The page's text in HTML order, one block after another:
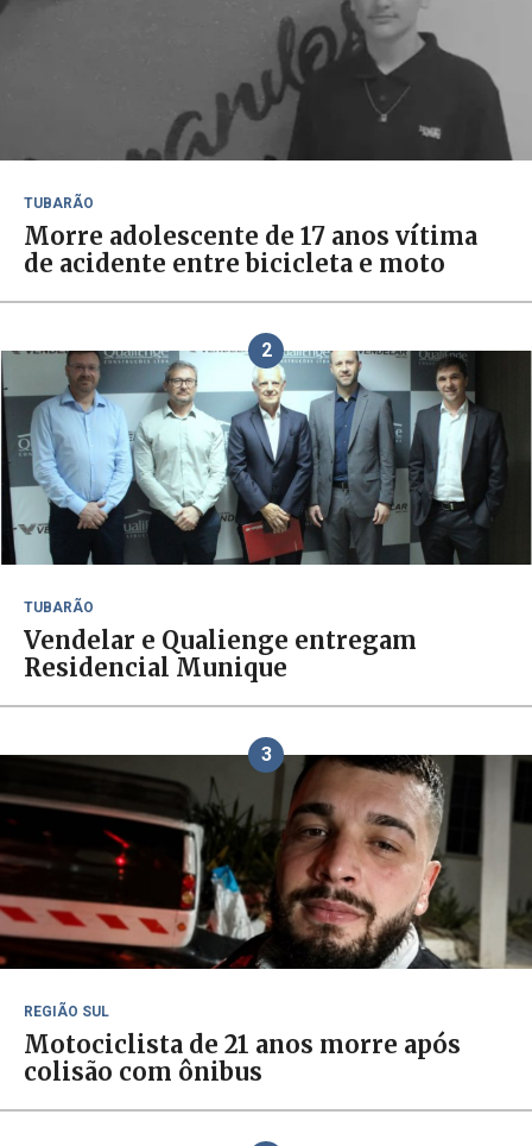
TUBARÃO
Morre adolescente de 17 anos vítima
de acidente entre bicicleta e moto
2
TUBARÃO
Vendelar e Qualienge entregam
Residencial Munique
3
REGIÃO SUL
Motociclista de 21 anos morre após
colisão com ônibus